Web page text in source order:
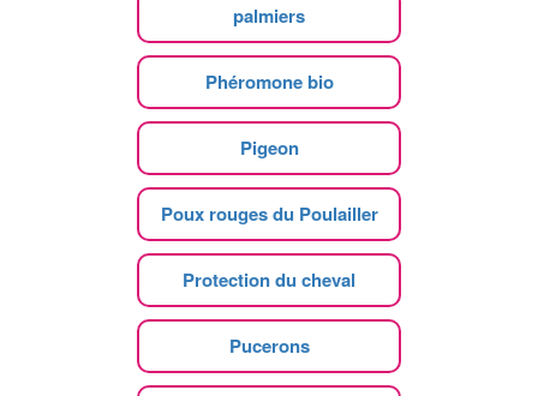
palmiers
Phéromone bio
Pigeon
Poux rouges du Poulailler
Protection du cheval
Pucerons